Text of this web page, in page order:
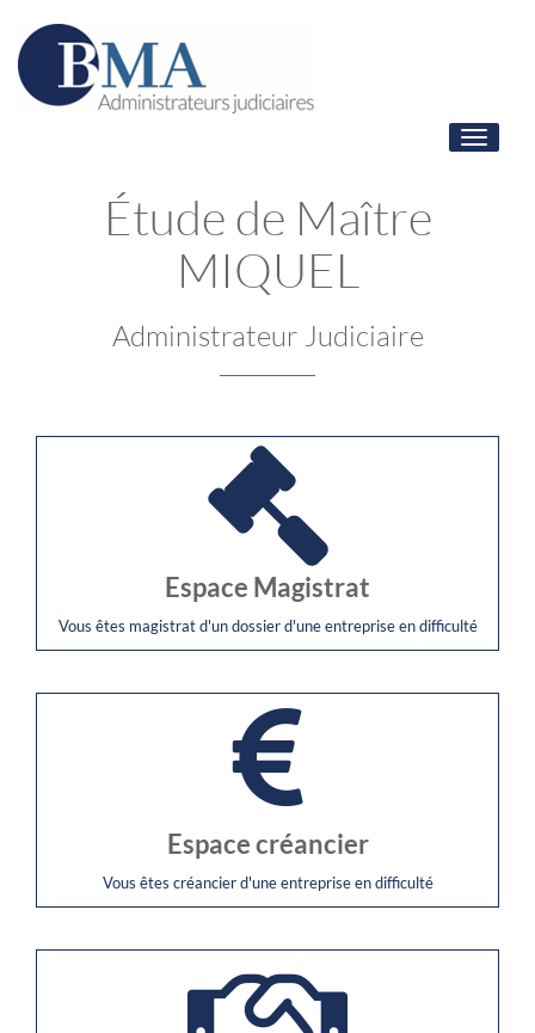
Toggle
Étude de Maître
MIQUEL
Administrateur Judiciaire
Espace Magistrat
Vous êtes magistrat d'un dossier d'une entreprise en difficulté
Espace créancier
Vous êtes créancier d'une entreprise en difficulté